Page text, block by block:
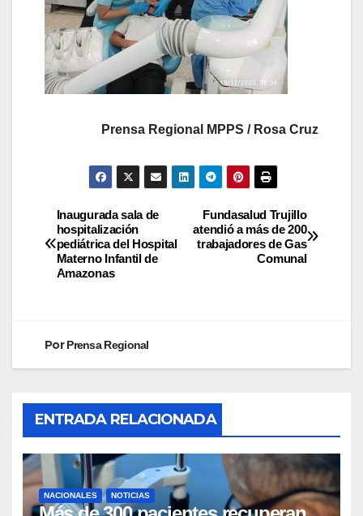
Prensa Regional MPPS / Rosa Cruz
Fundasalud Trujillo
atendió a más de 200
trabajadores de Gas
Comunal
Inaugurada sala de
hospitalización
pediátrica del Hospital
Materno Infantil de
Amazonas
PorPrensa Regional
ENTRADA RELACIONADA
NACIONALES NOTICIAS